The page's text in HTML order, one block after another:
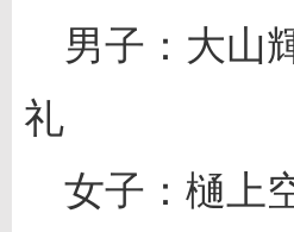
男子：大山
礼
女子：樋上